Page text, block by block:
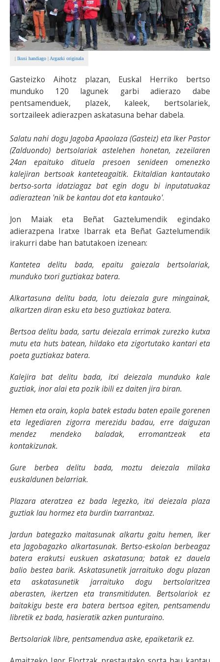
| Ikusi handiago |Argazki originala
Gasteizko Aihotz plazan, Euskal Herriko bertso
munduko 120 lagunek garbi adierazo dabe
pentsamenduek, plazek, kaleek, bertsolariek,
sortzaileek adierazpen askatasuna behar dabela.
Salatu nahi dogu Jagoba Apaolaza (Gasteiz) eta Iker Pastor
(Zalduondo) bertsolariak astelehen honetan, zezeilaren
24an epaituko dituela presoen senideen omenezko
kalejiran bertsoak kanteteagaitik. Ekitaldian kantautako
bertso-sorta idatziagaz bat egin dogu bi inputatuakaz
adieraztean 'nik be kantau dot eta kantauko'.
Jon Maiak eta Beñat Gaztelumendik egindako
adierazpena Iratxe Ibarrak eta Beñat Gaztelumendik
irakurri dabe han batutakoen izenean:
Kantetea delitu bada, epaitu gaiezala bertsolariak,
munduko txori guztiakaz batera.
Alkartasuna delitu bada, lotu deiezala gure mingainak,
alkartzen diran esku eta beso guztiakaz batera.
Bertsoa delitu bada, sartu deiezala errimak zurezko kutxa
mutu eta huts batean, hildako eta zigortutako kantari eta
poeta guztiakaz batera.
Kalejira bat delitu bada, itxi deiezala munduko kale
guztiak, inor alai eta pozik ibili ez daiten jira biran.
Hemen eta orain, kopla batek estadu baten epaile gorenen
eta legediaren zigorra merezidu badau, erre daiguzan
mendez mendeko baladak, erromantzeak eta
kontakizunak.
Gure berbea delitu bada, moztu deiezala milaka
euskaldunen belarriak.
Plazara ateratzea ez bada legezko, itxi deiezala plaza
guztiak lau hormez eta burdin txarrantxaz.
Jardun bategazko maitasunak alkartu gaitu hemen, Iker
eta Jagobagazko alkartasunak. Bertso-eskolan berbeagaz
batera erakutsi euskuen askatasuna; batak ez dauela
balio bestea barik. Askatasunetik jarraituko dogu plazan
eta askatasunetik jarraituko dogu bertsolaritzea
aberasten, ikertzen eta transmitiduten. Bertsolariok ez
baitakigu beste era batera bertsoa egiten, pentsamendu
libretik ez bada, hasieratik azken punturaino.
Bertsolariak libre, pentsamendua aske, epaiketarik ez.